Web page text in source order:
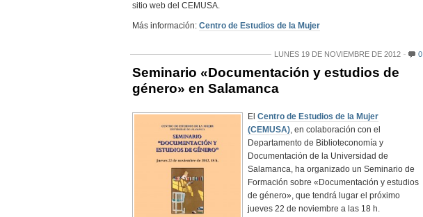
sitio web del CEMUSA.
Más información: Centro de Estudios de la Mujer
LUNES 19 DE NOVIEMBRE DE 2012 0
Seminario «Documentación y estudios de
género» en Salamanca
El Centro de Estudios de la Mujer
(CEMUSA), en colaboración con el
Departamento de Biblioteconomía y
Documentación de la Universidad de
Salamanca, ha organizado un Seminario de
Formación sobre «Documentación y estudios
de género», que tendrá lugar el próximo
jueves 22 de noviembre a las 18 h.